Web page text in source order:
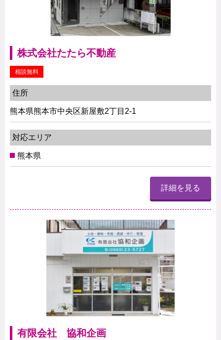
株式会社たたら不動産
相談無料
住所
熊本県熊本市中央区新屋敷2丁目2-1
対応エリア
熊本県
詳細を見る
有限会社 協和企画